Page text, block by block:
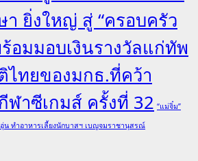
ยิ่งใหญ่ สู่ “ครอบครัว
อมมอบเงินรางวัลแก่ทัพ
ทยของมกธ.ที่คว้า
ฬาซีเกมส์ ครั้งที่ 32 “แม่จิ๋ม”
น ทำอาหารเลี้ยงนักบาสฯ เบญจมราชานุสรณ์